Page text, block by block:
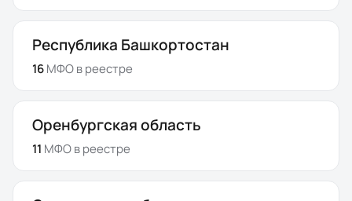
Республика Башкортостан
16МФОв реестре
Оренбургская область
11 МФОв реестре